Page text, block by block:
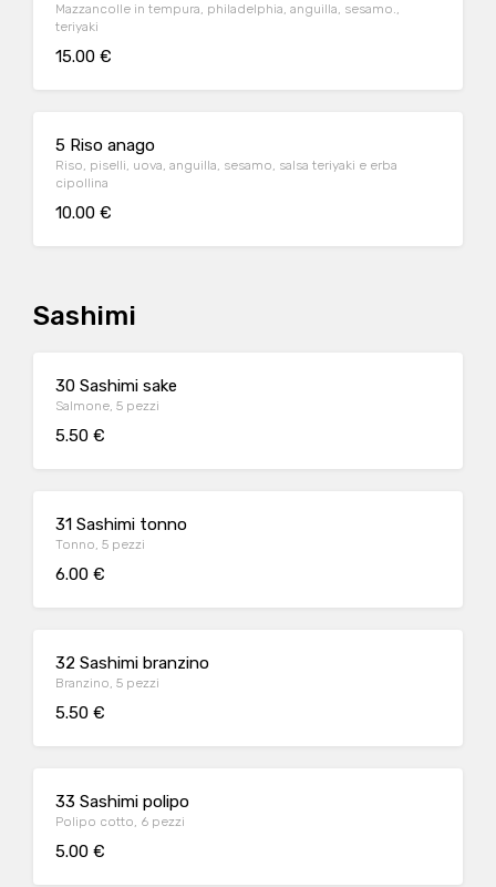
Mazzancolle in tempura, philadelphia, anguilla, sesamo.,
teriyaki
15.00 €
5 Riso anago
Riso, piselli, uova, anguilla, sesamo, salsa teriyaki e erba
cipollina
10.00 €
Sashimi
30 Sashimi sake
Salmone, 5 pezzi
5.50 €
31 Sashimi tonno
Tonno, 5 pezzi
6.00 €
32 Sashimi branzino
Branzino, 5 pezzi
5.50 €
33 Sashimi polipo
Polipo cotto, 6 pezzi
5.00 €